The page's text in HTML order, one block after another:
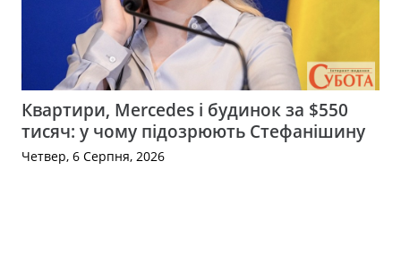
Квартири, Mercedes і будинок за $550
тисяч: у чому підозрюють Стефанішину
Четвер, 6 Серпня, 2026